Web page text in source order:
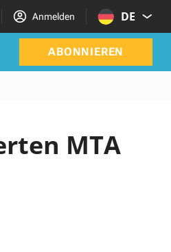
Anmelden DE
ABONNIEREN
MTA